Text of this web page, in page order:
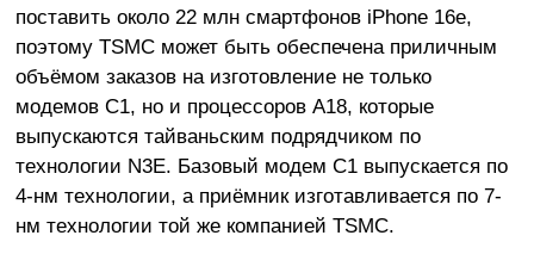
поставить около 22 млн смартфонов iPhone 16e,
поэтому TSMC может быть обеспечена приличным
объёмом заказов на изготовление не только
модемов C1, но и процессоров A18, которые
выпускаются тайваньским подрядчиком по
технологии N3E. Базовый модем C1 выпускается по
4-нм технологии, а приёмник изготавливается по 7-
нм технологии той же компанией TSMC.